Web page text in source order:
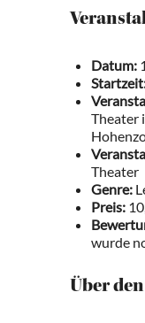
Datum:
Theater
Theater
Genre:
Preis:
wurde
Über